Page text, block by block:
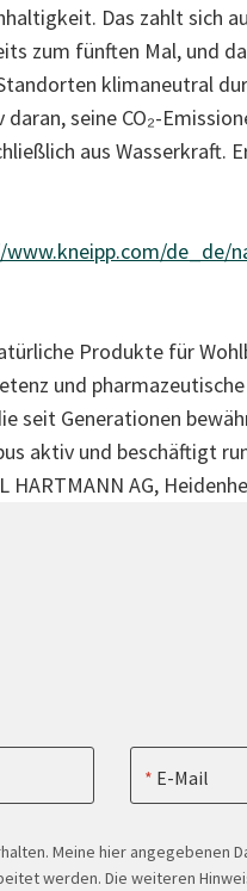
Das zahlt sich
zum fünften Mal, und
klimaneutral
seine CO₂-
aus Wasserkraft.
de_de/
Produkte für
und
seit Generationen
aktiv und beschäftigt
AG,
E-Mail
Meine hier angegebenen
werden. Die weiteren